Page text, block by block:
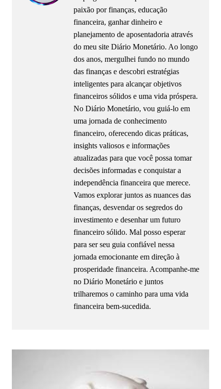
paixão por finanças, educação
financeira, ganhar dinheiro e
planejamento de aposentadoria através
do meu site Diário Monetário. Ao longo
dos anos, mergulhei fundo no mundo
das finanças e descobri estratégias
inteligentes para alcançar objetivos
financeiros sólidos e uma vida próspera.
No Diário Monetário, vou guiá-lo em
uma jornada de conhecimento
financeiro, oferecendo dicas práticas,
insights valiosos e informações
atualizadas para que você possa tomar
decisões informadas e conquistar a
independência financeira que merece.
Vamos explorar juntos as nuances das
finanças, desvendar os segredos do
investimento e desenhar um futuro
financeiro sólido. Mal posso esperar
para ser seu guia confiável nessa
jornada emocionante em direção à
prosperidade financeira. Acompanhe-me
no Diário Monetário e juntos
trilharemos o caminho para uma vida
financeira bem-sucedida.